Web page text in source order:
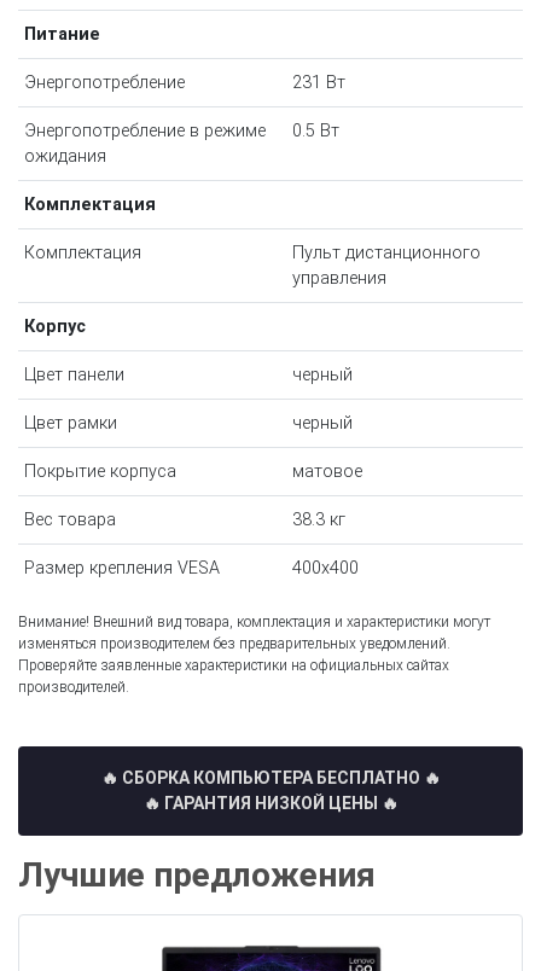
Питание
Энергопотребление 231 Вт
Энергопотребление в режиме
ожидания
0.5 Вт
Комплектация
Комплектация
Пульт дистанционного
управления
Корпус
Цвет панели черный
Цвет рамки черный
Покрытие корпуса матовое
Вес товара 38.3 кг
Размер крепления VESA 400х400
Внимание! Внешний вид товара, комплектация и характеристики могут
изменяться производителем без предварительных уведомлений.
Проверяйте заявленные характеристики на официальных сайтах
производителей.
🔥 СБОРКА КОМПЬЮТЕРА БЕСПЛАТНО 🔥
🔥 ГАРАНТИЯ НИЗКОЙ ЦЕНЫ 🔥
Лучшие предложения